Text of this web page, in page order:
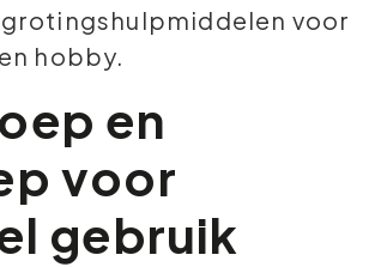
voor
hobby.
en
voor
gebruik